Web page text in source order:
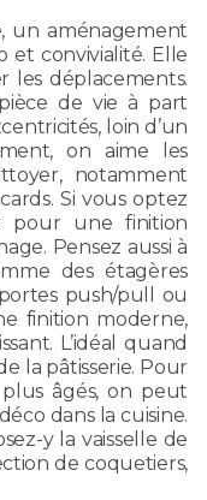
un aménagement
et convivialité. Elle
les déplacements.
de vie à part
loin d’un
on aime les
notamment
Si vous optez
pour une finition
Pensez aussi à
des étagères
push/pull ou
finition moderne,
L’idéal quand
la pâtisserie. Pour
âgés, on peut
dans la cuisine.
y la vaisselle de
de coquetiers,